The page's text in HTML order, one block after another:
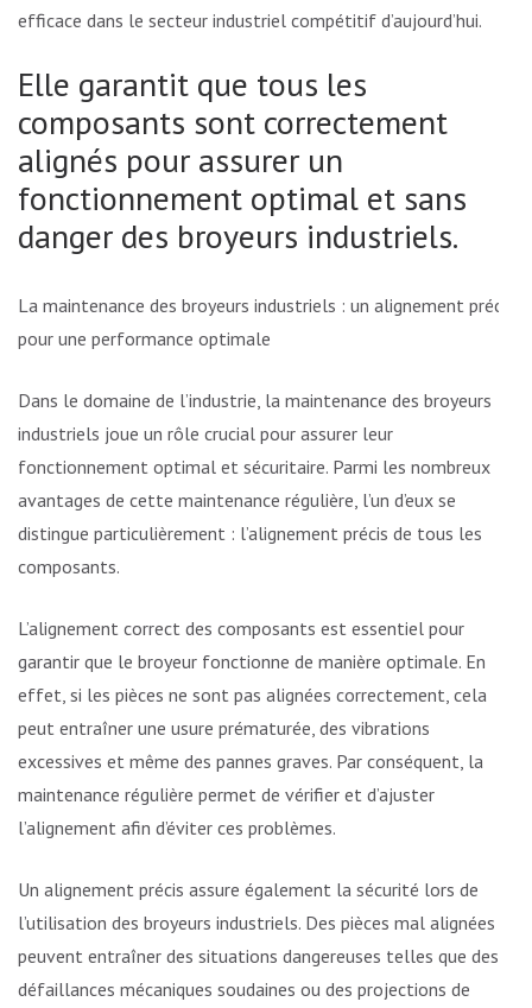
efficace dans le secteur industriel compétitif d’aujourd’hui.
Elle garantit que tous les
composants sont correctement
alignés pour assurer un
fonctionnement optimal et sans
danger des broyeurs industriels.
La maintenance des broyeurs industriels : un alignement précis
pour une performance optimale
Dans le domaine de l’industrie, la maintenance des broyeurs
industriels joue un rôle crucial pour assurer leur
fonctionnement optimal et sécuritaire. Parmi les nombreux
avantages de cette maintenance régulière, l’un d’eux se
distingue particulièrement : l’alignement précis de tous les
composants.
L’alignement correct des composants est essentiel pour
garantir que le broyeur fonctionne de manière optimale. En
effet, si les pièces ne sont pas alignées correctement, cela
peut entraîner une usure prématurée, des vibrations
excessives et même des pannes graves. Par conséquent, la
maintenance régulière permet de vérifier et d’ajuster
l’alignement afin d’éviter ces problèmes.
Un alignement précis assure également la sécurité lors de
l’utilisation des broyeurs industriels. Des pièces mal alignées
peuvent entraîner des situations dangereuses telles que des
défaillances mécaniques soudaines ou des projections de